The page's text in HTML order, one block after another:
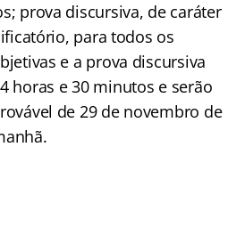
prova discursiva, de caráter
para todos os
e a prova discursiva
horas e 30 minutos e serão
de 29 de novembro de